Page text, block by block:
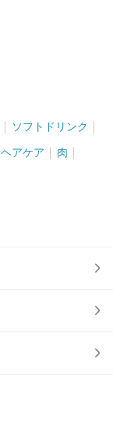
ソフトドリンク
ヘアケア 肉